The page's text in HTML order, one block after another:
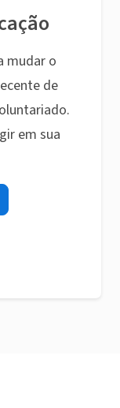
mudar o
de
em sua